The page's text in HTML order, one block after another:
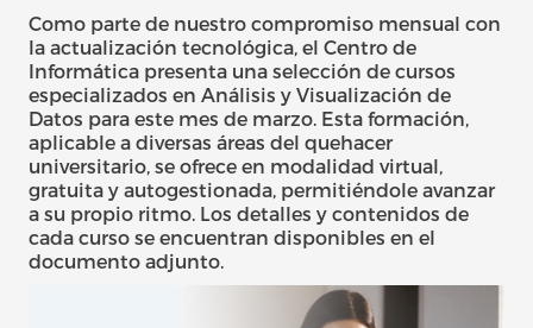
Como parte de nuestro compromiso mensual con
la actualización tecnológica, el Centro de
Informática presenta una selección de cursos
especializados en Análisis y Visualización de
Datos para este mes de marzo. Esta formación,
aplicable a diversas áreas del quehacer
universitario, se ofrece en modalidad virtual,
gratuita y autogestionada, permitiéndole avanzar
a su propio ritmo. Los detalles y contenidos de
cada curso se encuentran disponibles en el
documento adjunto.